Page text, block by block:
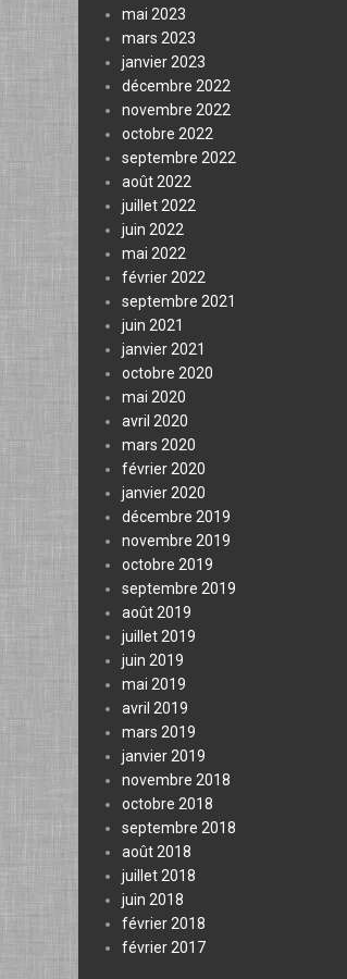
mai 2023
mars 2023
janvier 2023
décembre 2022
novembre 2022
octobre 2022
septembre 2022
août 2022
juillet 2022
juin 2022
mai 2022
février 2022
septembre 2021
juin 2021
janvier 2021
octobre 2020
mai 2020
avril 2020
mars 2020
février 2020
janvier 2020
décembre 2019
novembre 2019
octobre 2019
septembre 2019
août 2019
juillet 2019
juin 2019
mai 2019
avril 2019
mars 2019
janvier 2019
novembre 2018
octobre 2018
septembre 2018
août 2018
juillet 2018
juin 2018
février 2018
février 2017